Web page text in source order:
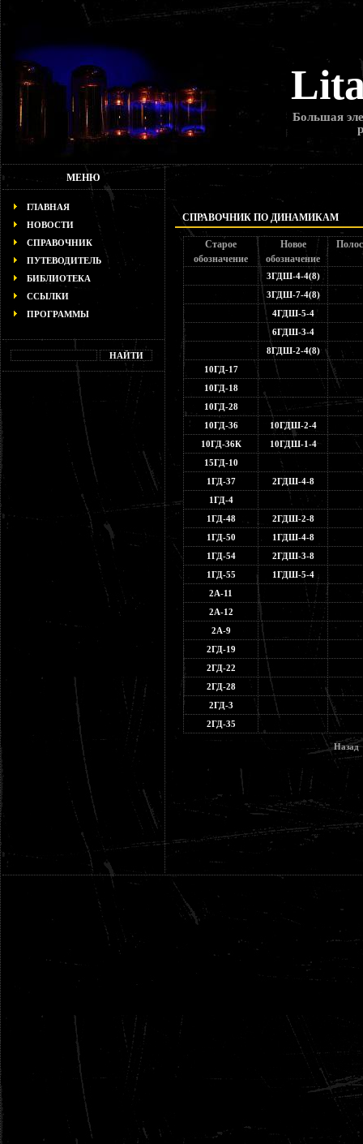
Большая
МЕНЮ
ГЛАВНАЯ
НОВОСТИ
СПРАВОЧНИК
ПУТЕВОДИТЕЛЬ
БИБЛИОТЕКА
ССЫЛКИ
ПРОГРАММЫ
СПРАВОЧНИК ПО ДИНАМИКАМ
Старое
обозначение
Новое
обозначение
3ГДШ-4-4(8)
3ГДШ-7-4(8)
4ГДШ-5-4
6ГДШ-3-4
8ГДШ-2-4(8)
10ГД-17
10ГД-18
10ГД-28
10ГД-36
10ГДШ-2-4
10ГД-36К
10ГДШ-1-4
15ГД-10
1ГД-37
2ГДШ-4-8
1ГД-4
1ГД-48
2ГДШ-2-8
1ГД-50
1ГДШ-4-8
1ГД-54
2ГДШ-3-8
1ГД-55
1ГДШ-5-4
2А-11
2А-12
2А-9
2ГД-19
2ГД-22
2ГД-28
2ГД-3
2ГД-35
Назад